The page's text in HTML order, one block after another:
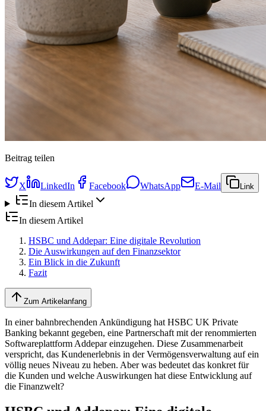
Beitrag teilen
X LinkedIn Facebook WhatsApp E-Mail Link
In diesem Artikel
In diesem Artikel
HSBC und Addepar: Eine digitale Revolution
Die Auswirkungen auf den Finanzsektor
Ein Blick in die Zukunft
Fazit
Zum Artikelanfang
In einer bahnbrechenden Ankündigung hat HSBC UK Private
Banking bekannt gegeben, eine Partnerschaft mit der renommierten
Softwareplattform Addepar einzugehen. Diese Zusammenarbeit
verspricht, das Kundenerlebnis in der Vermögensverwaltung auf ein
völlig neues Niveau zu heben. Aber was bedeutet das konkret für
die Kunden und welche Auswirkungen hat diese Entwicklung auf
die Finanzwelt?